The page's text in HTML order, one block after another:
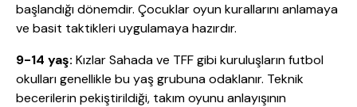
başlandığı dönemdir. Çocuklar oyun kurallarını anlamaya
ve basit taktikleri uygulamaya hazırdır.
9-14 yaş: Kızlar Sahada ve TFF gibi kuruluşların futbol
okulları genellikle bu yaş grubuna odaklanır. Teknik
becerilerin pekiştirildiği, takım oyunu anlayışının